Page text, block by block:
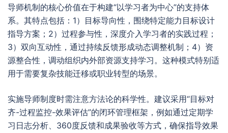
导师机制的核心价值在于构建“以学习者为中心”的支持体
系。其特点包括：1）目标导向性，围绕特定能力目标设计
指导方案；2）过程参与性，深度介入学习者的实践过程；
3）双向互动性，通过持续反馈形成动态调整机制；4）资
源整合性，调动组织内外部资源支持学习。这种模式特别适
用于需要复杂技能迁移或职业转型的场景。
实施导师制度时需注意方法论的科学性。建议采用“目标对
齐-过程监控-效果评估”的闭环管理框架，例如通过定期学
习日志分析、360度反馈和成果验收等方式，确保指导效果